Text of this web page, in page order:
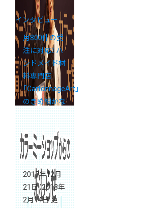
インタビュー
月800件の受
注に対応！ ハ
ンドメイド材
料専門店
「CartonnageArt」
のきめ細かな
顧客対応
2017年12月
21日（2018年
2月14日 更